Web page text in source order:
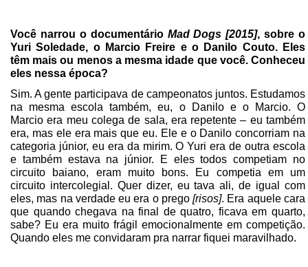
Você narrou o documentário Mad Dogs [2015], sobre o
Yuri Soledade, o Marcio Freire e o Danilo Couto. Eles
têm mais ou menos a mesma idade que você. Conheceu
eles nessa época?
Sim. A gente participava de campeonatos juntos. Estudamos
na mesma escola também, eu, o Danilo e o Marcio. O
Marcio era meu colega de sala, era repetente – eu também
era, mas ele era mais que eu. Ele e o Danilo concorriam na
categoria júnior, eu era da mirim. O Yuri era de outra escola
e também estava na júnior. E eles todos competiam no
circuito baiano, eram muito bons. Eu competia em um
circuito intercolegial. Quer dizer, eu tava ali, de igual com
eles, mas na verdade eu era o prego[risos]. Era aquele cara
que quando chegava na final de quatro, ficava em quarto,
sabe? Eu era muito frágil emocionalmente em competição.
Quando eles me convidaram pra narrar fiquei maravilhado.